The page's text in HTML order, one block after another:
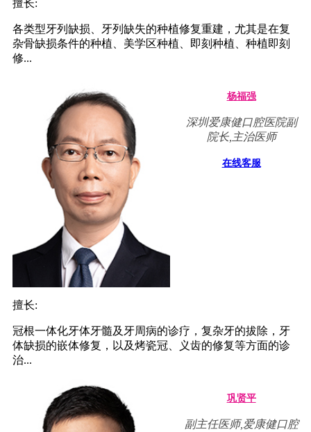
擅长:
各类型牙列缺损、牙列缺失的种植修复重建，尤其是在复
杂骨缺损条件的种植、美学区种植、即刻种植、种植即刻
修...
杨福强
深圳爱康健口腔医院副
院长,主治医师
在线客服
擅长:
冠根一体化牙体牙髓及牙周病的诊疗，复杂牙的拔除，牙
体缺损的嵌体修复，以及烤瓷冠、义齿的修复等方面的诊
治...
巩贤平
副主任医师,爱康健口腔